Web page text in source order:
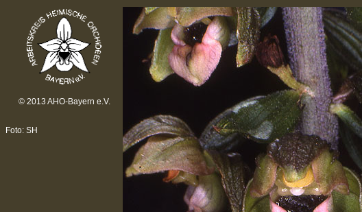
© 2013 AHO-Bayern e.V.
Foto: SH